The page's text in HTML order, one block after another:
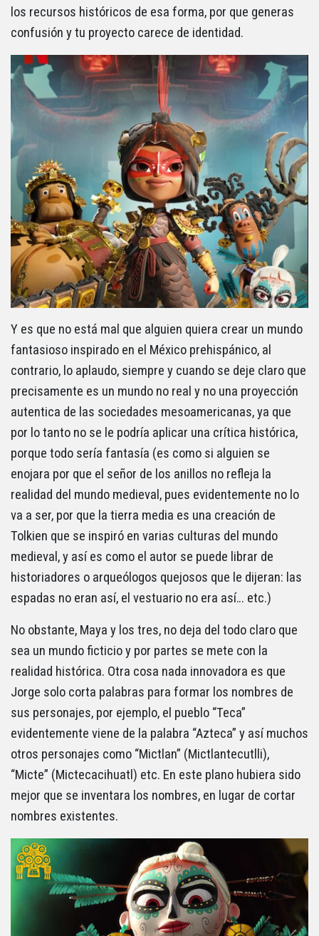
los recursos históricos de esa forma, por que generas
confusión y tu proyecto carece de identidad.
Y es que no está mal que alguien quiera crear un mundo
fantasioso inspirado en el México prehispánico, al
contrario, lo aplaudo, siempre y cuando se deje claro que
precisamente es un mundo no real y no una proyección
autentica de las sociedades mesoamericanas, ya que
por lo tanto no se le podría aplicar una crítica histórica,
porque todo sería fantasía (es como si alguien se
enojara por que el señor de los anillos no refleja la
realidad del mundo medieval, pues evidentemente no lo
va a ser, por que la tierra media es una creación de
Tolkien que se inspiró en varias culturas del mundo
medieval, y así es como el autor se puede librar de
historiadores o arqueólogos quejosos que le dijeran: las
espadas no eran así, el vestuario no era así… etc.)
No obstante, Maya y los tres, no deja del todo claro que
sea un mundo ficticio y por partes se mete con la
realidad histórica. Otra cosa nada innovadora es que
Jorge solo corta palabras para formar los nombres de
sus personajes, por ejemplo, el pueblo “Teca”
evidentemente viene de la palabra “Azteca” y así muchos
otros personajes como “Mictlan” (Mictlantecutlli),
“Micte” (Mictecacihuatl) etc. En este plano hubiera sido
mejor que se inventara los nombres, en lugar de cortar
nombres existentes.